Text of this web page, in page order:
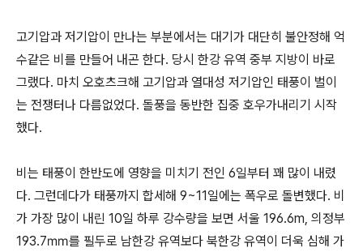
고기압과 저기압이 만나는 부분에서는 대기가 대단히 불안정해 억
수같은 비를 만들어 내곤 한다. 당시 한강 유역 중부 지방이 바로
그랬다. 마치 오호츠크해 고기압과 열대성 저기압인 태풍이 벌이
는 전쟁터나 다름없었다. 돌풍을 동반한 집중 호우가내리기 시작
했다.
비는 태풍이 한반도에 영향을 미치기 전인 6일부터 꽤 많이 내렸
다. 그런데다가 태풍까지 합세해 9~11일에는 폭우로 돌변했다. 비
가 가장 많이 내린 10일 하루 강수량을 보면 서울 196.6m, 의정부
193.7㎜를 필두로 남한강 유역보다 북한강 유역이 더욱 심해 가